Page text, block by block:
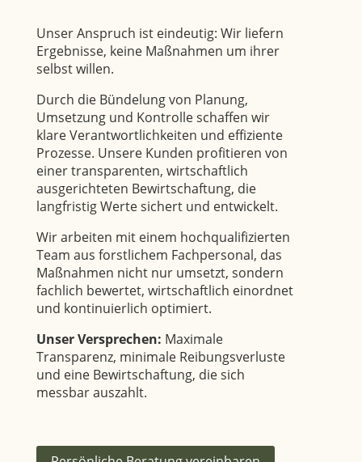
Unser Anspruch ist eindeutig: Wir liefern
Ergebnisse, keine Maßnahmen um ihrer
selbst willen.
Durch die Bündelung von Planung,
Umsetzung und Kontrolle schaffen wir
klare Verantwortlichkeiten und effiziente
Prozesse. Unsere Kunden profitieren von
einer transparenten, wirtschaftlich
ausgerichteten Bewirtschaftung, die
langfristig Werte sichert und entwickelt.
Wir arbeiten mit einem hochqualifizierten
Team aus forstlichem Fachpersonal, das
Maßnahmen nicht nur umsetzt, sondern
fachlich bewertet, wirtschaftlich einordnet
und kontinuierlich optimiert.
Unser Versprechen: Maximale
Transparenz, minimale Reibungsverluste
und eine Bewirtschaftung, die sich
messbar auszahlt.